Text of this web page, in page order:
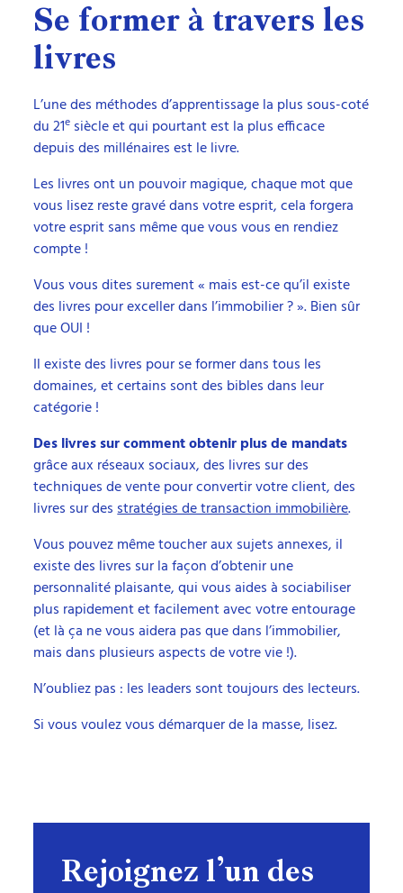
Se former à travers les
livres
L’une des méthodes d’apprentissage la plus sous-coté
du 21e siècle et qui pourtant est la plus efficace
depuis des millénaires est le livre.
Les livres ont un pouvoir magique, chaque mot que
vous lisez reste gravé dans votre esprit, cela forgera
votre esprit sans même que vous vous en rendiez
compte !
Vous vous dites surement « mais est-ce qu’il existe
des livres pour exceller dans l’immobilier ? ». Bien sûr
que OUI !
Il existe des livres pour se former dans tous les
domaines, et certains sont des bibles dans leur
catégorie !
Des livres sur comment obtenir plus de mandats
grâce aux réseaux sociaux, des livres sur des
techniques de vente pour convertir votre client, des
livres sur desstratégies de transaction immobilière.
Vous pouvez même toucher aux sujets annexes, il
existe des livres sur la façon d’obtenir une
personnalité plaisante, qui vous aides à sociabiliser
plus rapidement et facilement avec votre entourage
(et là ça ne vous aidera pas que dans l’immobilier,
mais dans plusieurs aspects de votre vie !).
N’oubliez pas : les leaders sont toujours des lecteurs.
Si vous voulez vous démarquer de la masse, lisez.
Rejoignez l’un des